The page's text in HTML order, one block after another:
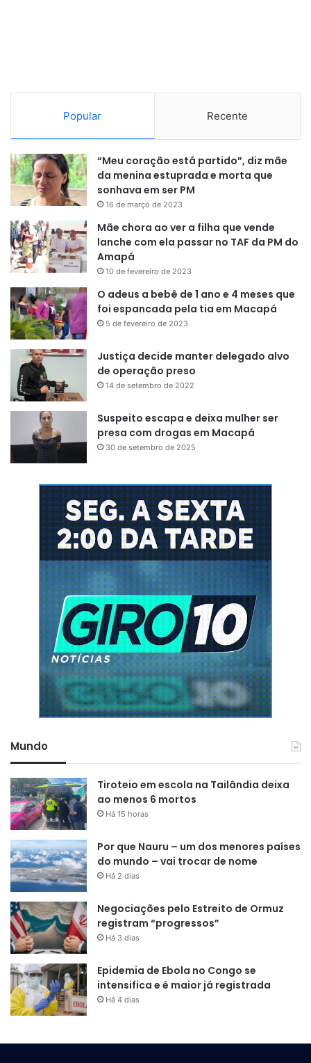
“Abre um precedente perigoso e
indesejável: transforma o
Judiciário em um poder
moderador de disputas políticas,
interferindo num campo que é,
por definição, prerrogativa do
Congresso Nacional. A discussão
sobre aumento de impostos,
política fiscal e equilíbrio das
contas públicas é um debate
eminentemente político, que deve
ser feito no voto, no Parlamento,
com transparência e respeito à
soberania popular”
Lula e Hugo Motta
Os grupos da base e oposição se distanciaram do tom
conciliatório reproduzido pelo comando dos Poderes.
Representantes do governo elogiaram o espaço
conciliatório proposto por Moraes, conforme indicado pelo
próprio presidente, Luiz Inácio Lula da Silva (PT).
“Parece que tem uma guerra entre
governo e Congresso. [Mas] deixa
eu falar, eu sou muito agradecido
nesses dois anos e meio, o
Congresso aprovou 99% das
coisas que nós mandamos. Acho
que nem no governo Sarney, nem
no governo Fernando Henrique
Cardoso, nem no governo de
ninguém – nem no governo
Bolsonaro -, se aprovou tanta
coisa. Então, eu sou grato ao
Congresso Nacional”, afirmou.
Popular Recente
“Meu coração está partido”, diz mãe
da menina estuprada e morta que
sonhava em ser PM
16 de março de 2023
Mãe chora ao ver a filha que vende
lanche com ela passar no TAF da PM do
Amapá
10 de fevereiro de 2023
O adeus a bebê de 1 ano e 4 meses que
foi espancada pela tia em Macapá
5 de fevereiro de 2023
Justiça decide manter delegado alvo
de operação preso
14 de setembro de 2022
Suspeito escapa e deixa mulher ser
presa com drogas em Macapá
30 de setembro de 2025
Mundo
Tiroteio em escola na Tailândia deixa
ao menos 6 mortos
Há 15 horas
Por que Nauru – um dos menores países
do mundo – vai trocar de nome
Há 2 dias
Negociações pelo Estreito de Ormuz
registram “progressos”
Há 3 dias
Epidemia de Ebola no Congo se
intensifica e é maior já registrada
Há 4 dias